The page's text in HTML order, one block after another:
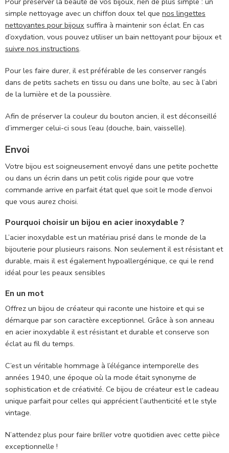
simple nettoyage avec un chiffon doux tel que nos lingettes
nettoyantes pour bijoux suffira à maintenir son éclat. En cas
d’oxydation, vous pouvez utiliser un bain nettoyant pour bijoux et
suivre nos instructions.
Pour les faire durer, il est préférable de les conserver rangés
dans de petits sachets en tissu ou dans une boîte, au sec à l’abri
de la lumière et de la poussière.
Afin de préserver la couleur du bouton ancien, il est déconseillé
d’immerger celui-ci sous l’eau (douche, bain, vaisselle).
Envoi
Votre bijou est soigneusement envoyé dans une petite pochette
ou dans un écrin dans un petit colis rigide pour que votre
commande arrive en parfait état quel que soit le mode d’envoi
que vous aurez choisi.
Pourquoi choisir un bijou en acier inoxydable ?
L’acier inoxydable est un matériau prisé dans le monde de la
bijouterie pour plusieurs raisons. Non seulement il est résistant et
durable, mais il est également hypoallergénique, ce qui le rend
idéal pour les peaux sensibles
En un mot
Offrez un bijou de créateur qui raconte une histoire et qui se
démarque par son caractère exceptionnel. Grâce à son anneau
en acier inoxydable il est résistant et durable et conserve son
éclat au fil du temps.
C’est un véritable hommage à l’élégance intemporelle des
années 1940, une époque où la mode était synonyme de
sophistication et de créativité. Ce bijou de créateur est le cadeau
unique parfait pour celles qui apprécient l’authenticité et le style
vintage.
N’attendez plus pour faire briller votre quotidien avec cette pièce
exceptionnelle !